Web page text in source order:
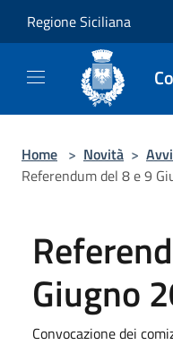
Regione Siciliana
Home > Novità >
Referendum del 8 e 9
Giugno
Convocazione dei